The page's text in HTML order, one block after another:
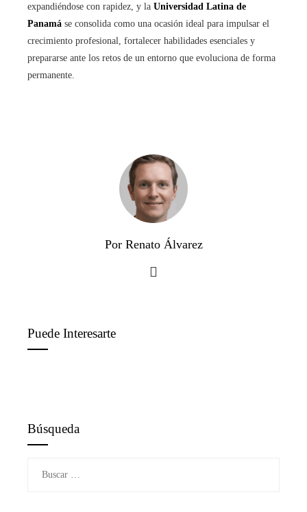
expandiéndose con rapidez, y la Universidad Latina de
Panamá se consolida como una ocasión ideal para impulsar el
crecimiento profesional, fortalecer habilidades esenciales y
prepararse ante los retos de un entorno que evoluciona de forma
permanente.
Por Renato Álvarez
Puede Interesarte
Búsqueda